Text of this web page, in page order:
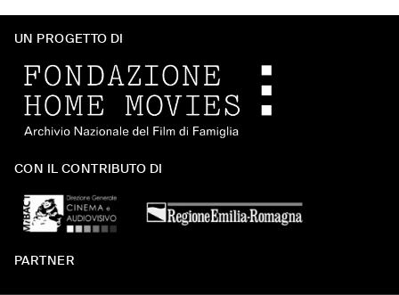
UN PROGETTO DI
CON IL CONTRIBUTO DI
PARTNER